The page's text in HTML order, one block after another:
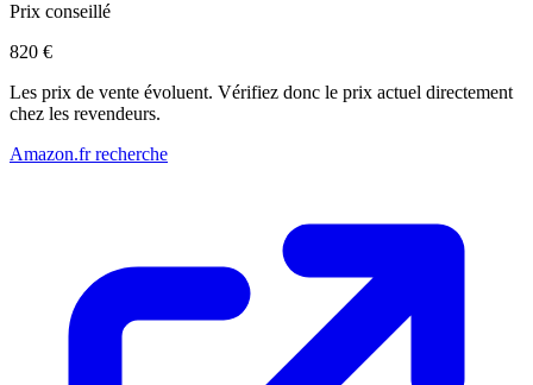
Prix conseillé
820 €
Les prix de vente évoluent. Vérifiez donc le prix actuel directement
chez les revendeurs.
Amazon.fr recherche